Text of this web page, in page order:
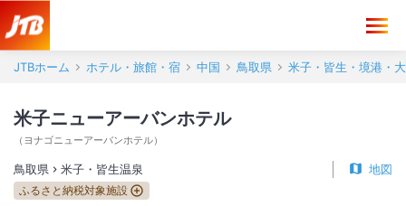
JTBホーム ホテル・旅館・宿 中国 鳥取県 米子・皆生・境港・
米子ニューアーバンホテル
（ ヨナゴニューアーバンホテル）
鳥取県 米子・皆生温泉 地図
ふるさと納税対象施設